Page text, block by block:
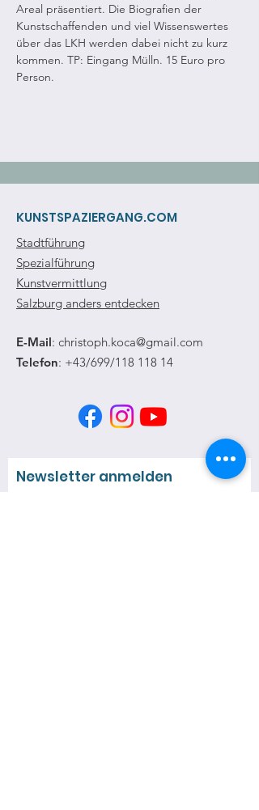
Areal präsentiert. Die Biografien der
Kunstschaffenden und viel Wissenswertes
über das LKH werden dabei nicht zu kurz
kommen. TP: Eingang Mülln. 15 Euro pro
Person.
KUNSTSPAZIERGANG.COM
Stadtführung
Spezialführung
Kunstvermittlung
Salzburg anders entdecken
E-Mail: christoph.koca@gmail.com
Telefon: +43/699/118 118 14
Newsletter anmelden